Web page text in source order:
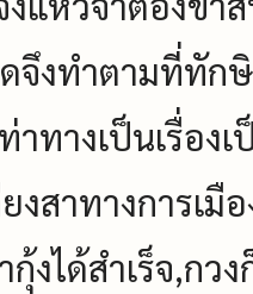
จึงทำตามที่ทัก
ทางเป็นเรื่องเ
ยงสาทางการ
งได้สำเร็จ,กว